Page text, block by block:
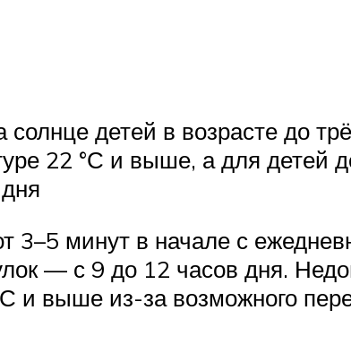
детей в возрасте до
22 °С и выше, а для детей
3–5 минут в начале с
— с 9 до 12 часов дня.
и выше из-за возможного